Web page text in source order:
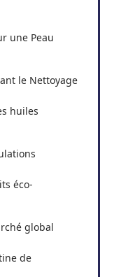
une Peau
le Nettoyage
huiles
éco-
global
de